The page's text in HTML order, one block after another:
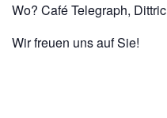
Wo? Café Telegraph,
Wir freuen uns auf Sie!